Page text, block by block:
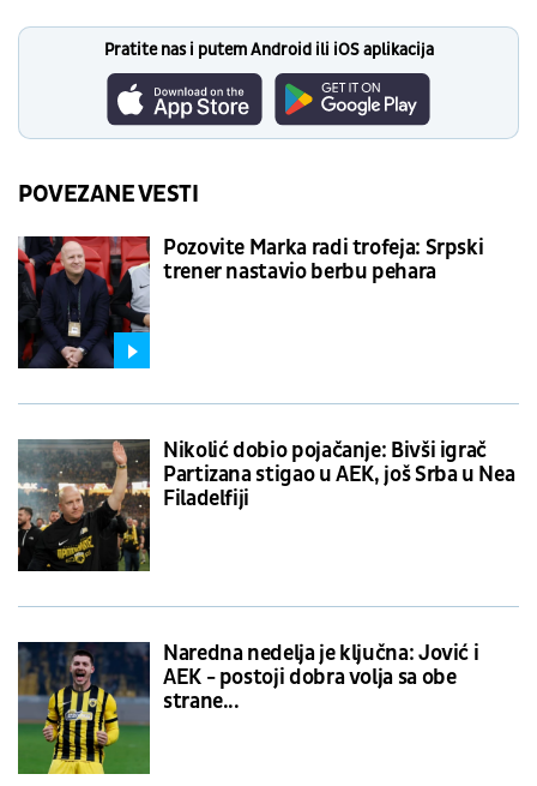
Pratite nas i putem Android ili iOS aplikacija
POVEZANE VESTI
Pozovite Marka radi trofeja: Srpski
trener nastavio berbu pehara
Nikolić dobio pojačanje: Bivši igrač
Partizana stigao u AEK, još Srba u Nea
Filadelfiji
Naredna nedelja je ključna: Jović i
AEK - postoji dobra volja sa obe
strane...